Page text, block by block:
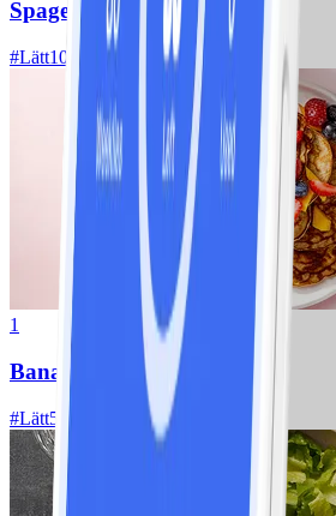
Spagetti med köttfärssås
#Lätt10 MIN
1
Bananpannkakor
#Lätt5 MIN